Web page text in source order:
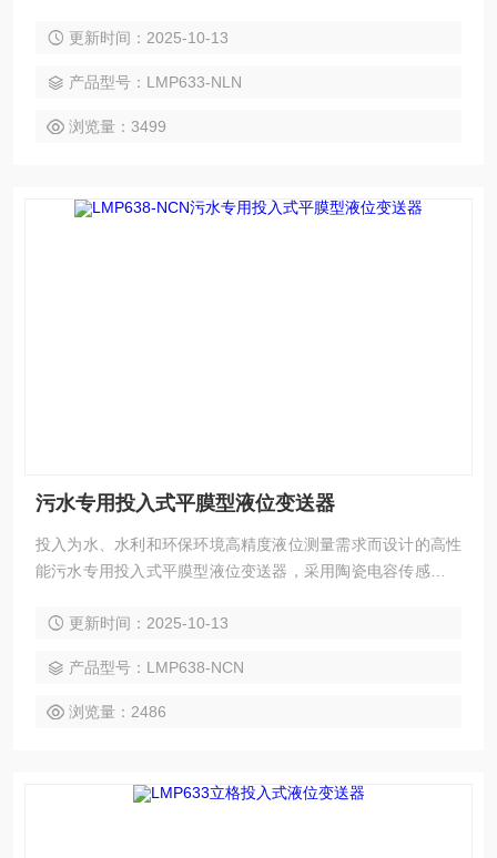
要求 更新时间：2025-10-13
产品型号：LMP633-NLN
浏览量：3499
污水专用投入式平膜型液位变送器
投入为水、水利和环保环境高精度液位测量需求而设计的高性
能污水专用投入式平膜型液位变送器，采用陶瓷电容传感器技
片的充油内部，确保敏感元件不受现场振动、电磁和温度的影
优异导气电缆连通参考端大气压防护等级，多点线性补偿超低
温漂的变送模块，并 IP68内置耐瞬变电压冲击保护器件。
更新时间：2025-10-13
产品型号：LMP638-NCN
浏览量：2486